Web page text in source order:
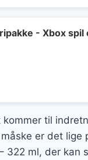
- Xbox
til
er det
322 ml, der kan